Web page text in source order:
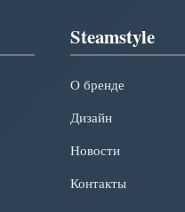
Steamstyle
О бренде
Дизайн
Новости
Контакты